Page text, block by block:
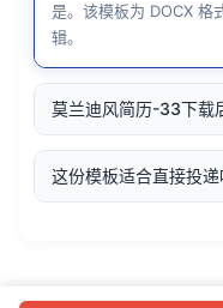
是。该模板为 DOCX 格
辑。
莫兰迪风简历-33下载
这份模板适合直接投递